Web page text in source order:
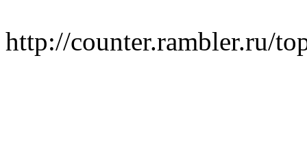
http://counter.rambler.ru/